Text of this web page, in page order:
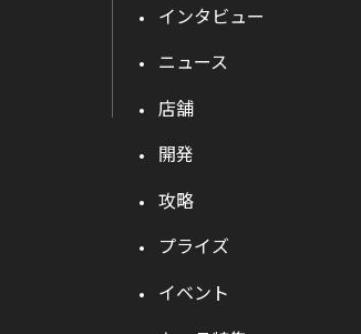
インタビュー
ニュース
店舗
開発
攻略
プライズ
イベント